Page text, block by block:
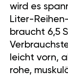
wird es
Liter-
braucht 6,5
leicht vorn,
rohe,